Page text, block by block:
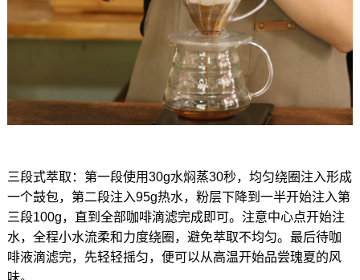
三段式萃取：第一段使用30g水焖蒸30秒，均匀绕圈注入形成
一个鼓包，第二段注入95g热水，粉层下降到一半开始注入第
三段100g，直到全部咖啡滴滤完成即可。注意中心点开始注
水，全程小水流柔和力度绕圈，避免萃取不均匀。最后待咖
啡液滴滤完，先轻轻摇匀，便可以从高温开始品尝瑰夏的风
味。